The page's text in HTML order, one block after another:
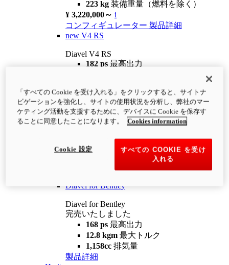
223 kg 装備重量（燃料を除く）
¥ 3,220,000～ i
コンフィギュレーター 製品詳細
new V4 RS
Diavel V4 RS
182 ps 最高出力
¥4,400,000 i
コンフィギュレーター 製品詳細
newV4 RS 100
12.2 kgm
最大トルク
装備重量（燃料を除く）
Diavel for Bentley
Diavel for Bentley
完売いたしました
168 ps 最高出力
12.8 kgm 最大トルク
1,158cc 排気量
製品詳細
「すべての Cookie を受け入れる」をクリックすると、サイトナ
ビゲーションを強化し、サイトの使用状況を分析し、弊社のマー
ケティング活動を支援するために、デバイスに Cookie を保存す
ることに同意したことになります。
Cookies information
すべての COOKIE を受け
入れる
Cookie 設定